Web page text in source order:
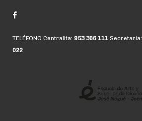
TELÉFONO Centralita: 953 366 111 Secretaría:
022